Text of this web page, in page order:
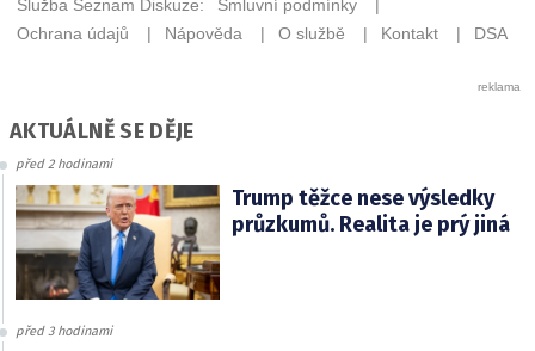
AKTUÁLNĚ SE DĚJE
před 2 hodinami
Trump těžce nese výsledky
průzkumů. Realita je prý jiná
před 3 hodinami